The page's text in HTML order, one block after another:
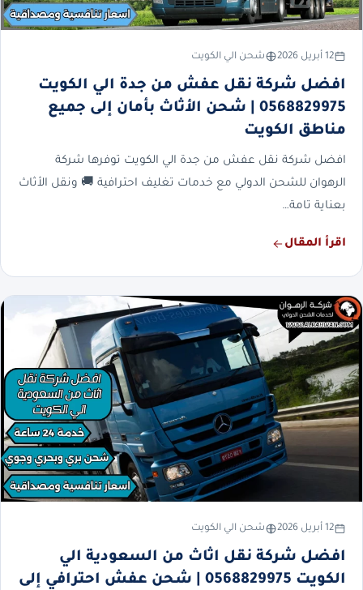
12 أبريل 2026 شحن الي الكويت
افضل شركة نقل عفش من جدة الي الكويت
0568829975 | شحن الأثاث بأمان إلى جميع
مناطق الكويت
افضل شركة نقل عفش من جدة الي الكويت توفرها شركة
الرهوان للشحن الدولي مع خدمات تغليف احترافية 🚚 ونقل الأثاث
بعناية تامة…
اقرأ المقال
12 أبريل 2026 شحن الي الكويت
افضل شركة نقل اثاث من السعودية الي
الكويت 0568829975 | شحن عفش احترافي إلى